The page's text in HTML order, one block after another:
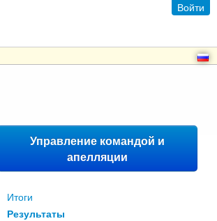
Войти
Управление командой и
апелляции
Итоги
Результаты